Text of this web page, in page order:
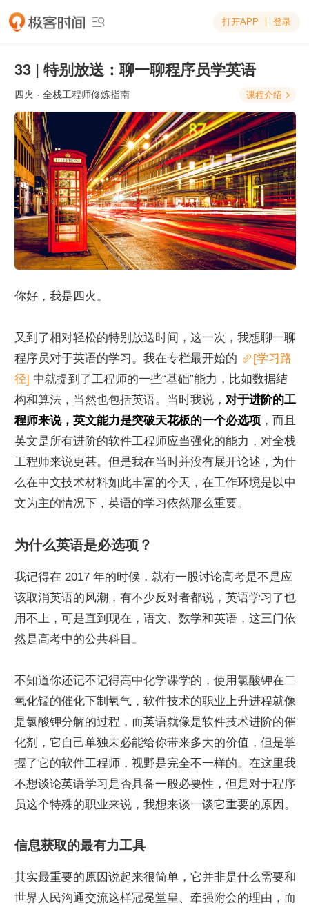
 打开APP 登录
33 | 特别放送：聊一聊程序员学英语
四火 · 全栈工程师修炼指南 课程介绍 
你好，我是四火。
又到了相对轻松的特别放送时间，这一次，我想聊一聊
程序员对于英语的学习。我在专栏最开始的
[学习路
径] 中就提到了工程师的一些“基础”能力，比如数据结
构和算法，当然也包括英语。当时我说， 对于进阶的工
程师来说，英文能力是突破天花板的一个必选项 ，而且
英文是所有进阶的软件工程师应当强化的能力，对全栈
工程师来说更甚。但是我在当时并没有展开论述，为什
么在中文技术材料如此丰富的今天，在工作环境是以中
文为主的情况下，英语的学习依然那么重要。
为什么英语是必选项？
我记得在 2017 年的时候，就有一股讨论高考是不是应
该取消英语的风潮，有不少反对者都说，英语学习了也
用不上，可是直到现在，语文、数学和英语，这三门依
然是高考中的公共科目。
不知道你还记不记得高中化学课学的，使用氯酸钾在二
氧化锰的催化下制氧气，软件技术的职业上升进程就像
是氯酸钾分解的过程，而英语就像是软件技术进阶的催
化剂，它自己单独未必能给你带来多大的价值，但是掌
握了它的软件工程师，视野是完全不一样的。在这里我
不想谈论英语学习是否具备一般必要性，但是对于程序
员这个特殊的职业来说，我想来谈一谈它重要的原因。
信息获取的最有力工具
其实最重要的原因说起来很简单，它并非是什么需要和
世界人民沟通交流这样冠冕堂皇、牵强附会的理由，而